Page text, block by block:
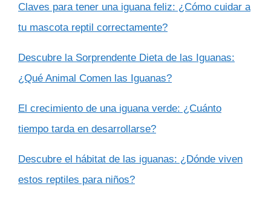
Claves para tener una iguana feliz: ¿Cómo cuidar a
tu mascota reptil correctamente?
Descubre la Sorprendente Dieta de las Iguanas:
¿Qué Animal Comen las Iguanas?
El crecimiento de una iguana verde: ¿Cuánto
tiempo tarda en desarrollarse?
Descubre el hábitat de las iguanas: ¿Dónde viven
estos reptiles para niños?